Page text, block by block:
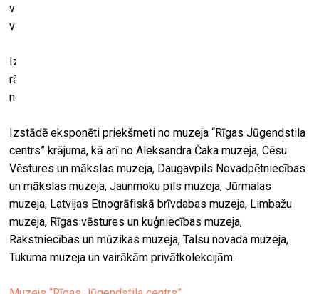
visdažādāko izmēru priekšmetiem – no uzpirksteņa līdz
vitrāžai un lambrekenam.
Izstādē būs aplūkojams arī Rīgā darināts jūgendstila laika
rāmis, ko muzejam “Rīgas Jūgendstila centrs” dāvinājis
nodibinājums “Nākotnes atbalsta fonds”.
Izstādē eksponēti priekšmeti no muzeja “Rīgas Jūgendstila
centrs” krājuma, kā arī no Aleksandra Čaka muzeja, Cēsu
Vēstures un mākslas muzeja, Daugavpils Novadpētniecības
un mākslas muzeja, Jaunmoku pils muzeja, Jūrmalas
muzeja, Latvijas Etnogrāfiskā brīvdabas muzeja, Limbažu
muzeja, Rīgas vēstures un kuģniecības muzeja,
Rakstniecības un mūzikas muzeja, Talsu novada muzeja,
Tukuma muzeja un vairākām privātkolekcijām.